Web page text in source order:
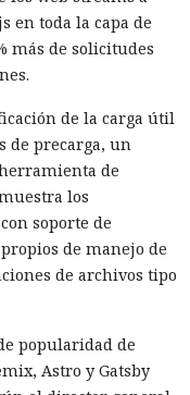
en toda la capa de
más de solicitudes
de la carga útil
de precarga, un
de
los
soporte de
de manejo de
de archivos tipo
popularidad de
Astro y Gatsby